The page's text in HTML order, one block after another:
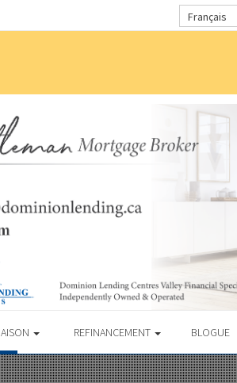
Français
REFINANCEMENT BLOGUE